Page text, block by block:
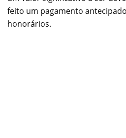
feito um pagamento
honorários.